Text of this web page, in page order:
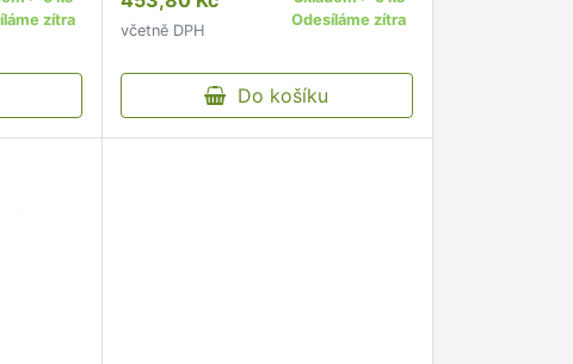
zítra
včetně DPH
Odesíláme zítra
Do košíku